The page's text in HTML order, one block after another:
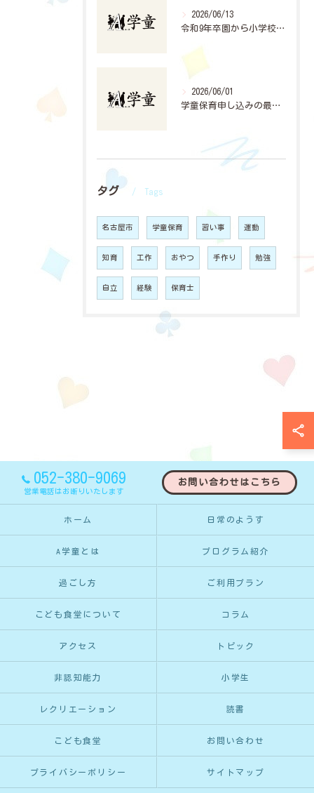
2026/06/13
令和9年卒園から小学校入学準備と学童申込の手引き
2026/06/01
学童保育申し込みの最新動向と活用法
タグ Tags
名古屋市 学童保育 習い事 運動
知育 工作 おやつ 手作り 勉強
自立 経験 保育士
052-380-9069
営業電話はお断りいたします
お問い合わせはこちら
ホーム 日常のようす
A学童とは プログラム紹介
過ごし方 ご利用プラン
こども食堂について コラム
アクセス トピック
非認知能力 小学生
レクリエーション 読書
こども食堂 お問い合わせ
プライバシーポリシー サイトマップ